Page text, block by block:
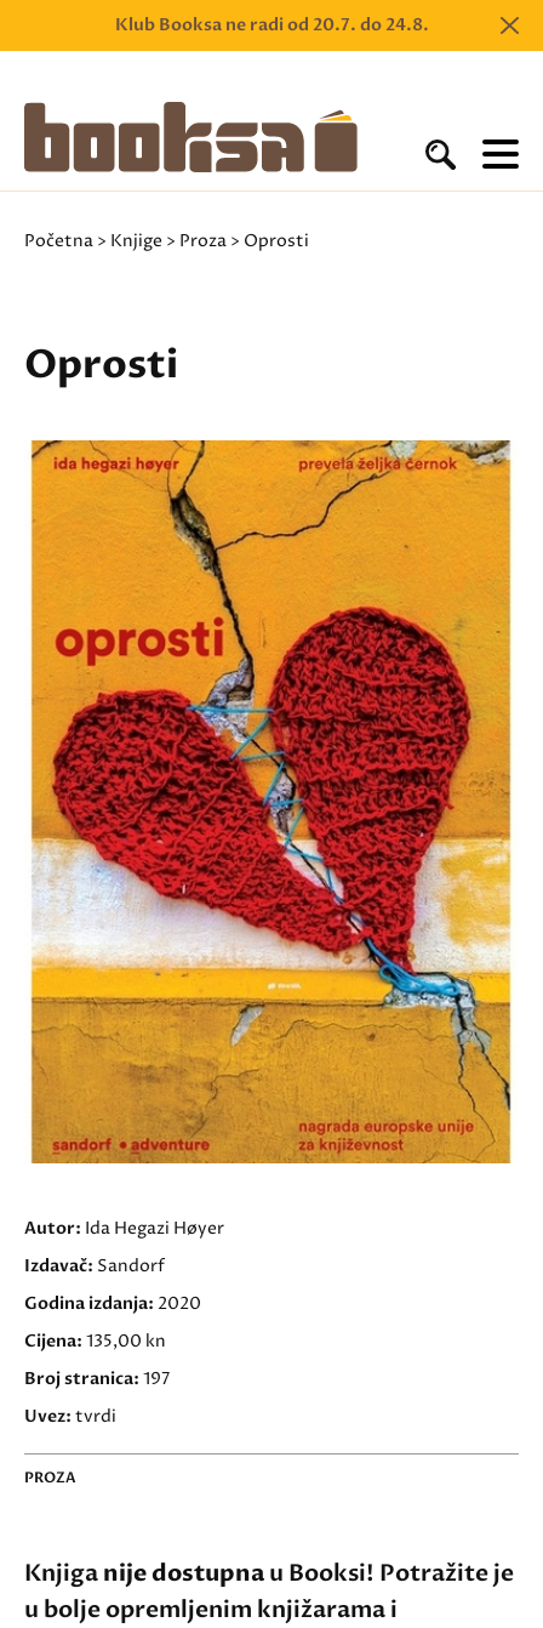
Klub Booksa ne radi od 20.7. do 24.8.
Početna > Knjige > Proza > Oprosti
Oprosti
Autor: Ida Hegazi Høyer
Izdavač: Sandorf
Godina izdanja: 2020
Cijena: 135,00 kn
Broj stranica: 197
Uvez: tvrdi
PROZA
Knjiganije dostupnau Booksi! Potražite je
u bolje opremljenim knjižarama i